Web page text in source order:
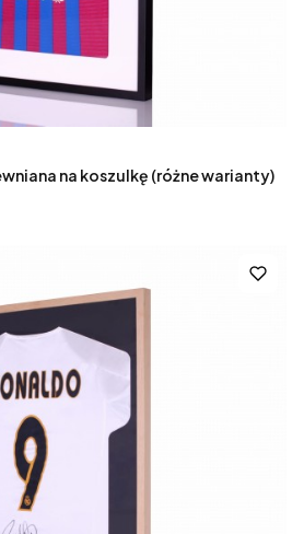
na koszulkę (różne warianty)